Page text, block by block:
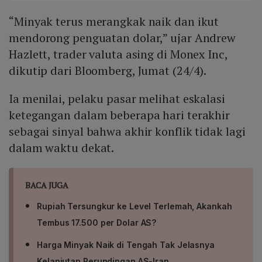
AS sebagai lindung nilai. Jika blokade berlanjut,
volatilitas pasar dapat meningkat secara signifikan.
“Minyak terus merangkak naik dan ikut
mendorong penguatan dolar,” ujar Andrew
Hazlett, trader valuta asing di Monex Inc,
dikutip dari Bloomberg, Jumat (24/4).
Ia menilai, pelaku pasar melihat eskalasi
ketegangan dalam beberapa hari terakhir
sebagai sinyal bahwa akhir konflik tidak lagi
dalam waktu dekat.
BACA JUGA
Rupiah Tersungkur ke Level Terlemah, Akankah
Tembus 17.500 per Dolar AS?
Harga Minyak Naik di Tengah Tak Jelasnya